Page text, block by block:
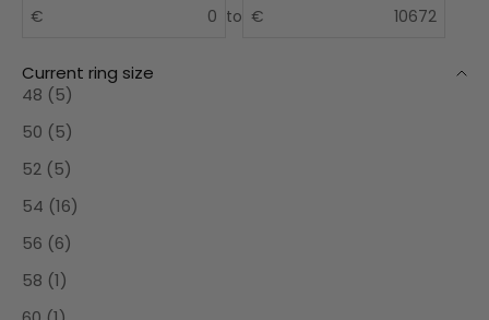
€ to €
Current ring size
48 (5)
50 (5)
52 (5)
54 (16)
56 (6)
58 (1)